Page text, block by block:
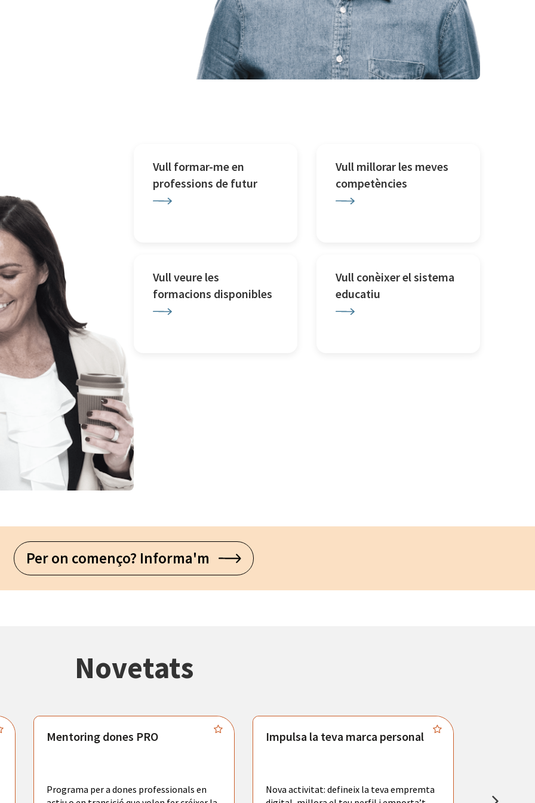
Vull formar-me en
professions de futur
Vull millorar les meves
competències
Vull veure les
formacions disponibles
Vull conèixer el sistema
educatiu
Per on començo? Informa'm
Novetats
Mentoring dones PRO
Programa per a dones professionals en
Impulsa la teva marca personal
Nova activitat: defineix la teva empremta